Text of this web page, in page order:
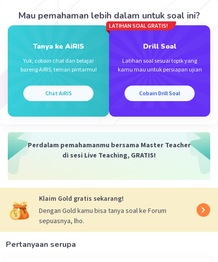
Penjelasan
Personifikasi adalah majas yang memberikan
sifat-sifat manusia kepada benda mati atau
konsep abstrak. Dalam teks tersebut, ombak
digambarkan seolah-olah bisa "menggulung
lembut hati," yang merupakan sifat manusia.
Beri Rating 0 Balas
Mau pemahaman lebih dalam untuk soal ini?
Tanya ke AiRIS
Yuk, cobain chat dan belajar
bareng AiRIS, teman pintarmu!
Chat AiRIS
LATIHAN SOAL GRATIS!
Drill Soal
Latihan soal sesuai topik yang
kamu mau untuk persiapan ujian
Cobain Drill Soal
Perdalam pemahamanmu bersama Master Teacher
di sesi Live Teaching, GRATIS!
Klaim Gold gratis sekarang!
Dengan Gold kamu bisa tanya soal ke Forum
sepuasnya, lho.
Pertanyaan serupa